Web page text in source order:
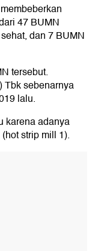
47 BUMN
dan 7 BUMN
tersebut.
Tbk sebenarnya
lalu.
karena adanya
strip mill 1).